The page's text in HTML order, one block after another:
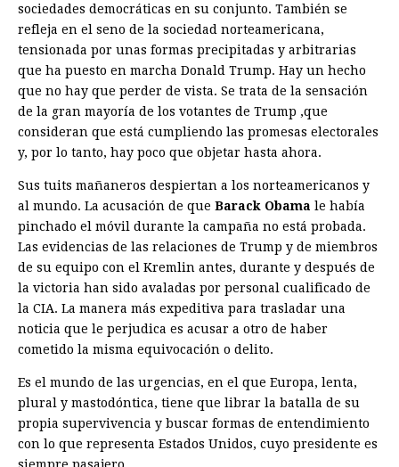
sociedades democráticas en su conjunto. También se
refleja en el seno de la sociedad norteamericana,
tensionada por unas formas precipitadas y arbitrarias
que ha puesto en marcha Donald Trump. Hay un hecho
que no hay que perder de vista. Se trata de la sensación
de la gran mayoría de los votantes de Trump ,que
consideran que está cumpliendo las promesas electorales
y, por lo tanto, hay poco que objetar hasta ahora.
Sus tuits mañaneros despiertan a los norteamericanos y
al mundo. La acusación de que Barack Obama le había
pinchado el ­móvil durante la campaña no está probada.
Las evidencias de las relaciones de Trump y de miembros
de su equipo con el Kremlin ­antes, durante y después de
la victoria han sido avaladas por personal cualificado de
la CIA. La manera más expeditiva para trasladar una
noticia que le perjudica es acusar a otro de haber
cometido la misma equivocación o delito.
Es el mundo de las urgencias, en el que Europa, lenta,
plural y mastodóntica, tiene que librar la batalla de su
propia supervivencia y buscar formas de entendimiento
con lo que representa Estados Unidos, cuyo presidente es
siempre pasajero.